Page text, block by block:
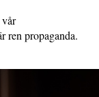
ren propaganda.